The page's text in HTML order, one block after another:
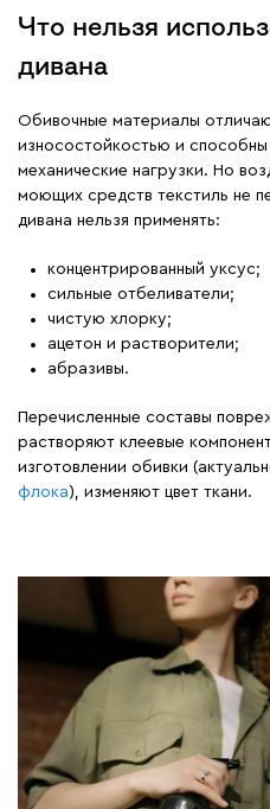
Что нельзя
дивана
Обивочные материалы
износостойкостью и
механические нагрузки. Но
моющих средств текстиль не
дивана нельзя применять:
концентрированный уксус;
сильные отбеливатели;
чистую хлорку;
ацетон и растворители;
абразивы.
Перечисленные составы
растворяют клеевые
изготовлении обивки
флока), изменяют цвет ткани.